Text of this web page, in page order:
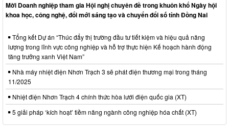
Mời Doanh nghiệp tham gia Hội nghị chuyên đề trong khuôn khổ Ngày hội
khoa học, công nghệ, đổi mới sáng tạo và chuyển đổi số tỉnh Đồng Nai
Tổng kết Dự án “Thúc đẩy thị trường đầu tư tiết kiệm và hiệu quả năng
lượng trong lĩnh vực công nghiệp và hỗ trợ thực hiện Kế hoạch hành động
tăng trưởng xanh Việt Nam”
Nhà máy nhiệt điện Nhơn Trạch 3 sẽ phát điện thương mại trong tháng
11/2025
Nhiệt điện Nhơn Trạch 4 chính thức hòa lưới điện quốc gia (XT)
5 giải pháp ‘kích hoạt’ tiềm năng ngành công nghiệp hóa chất (XT)